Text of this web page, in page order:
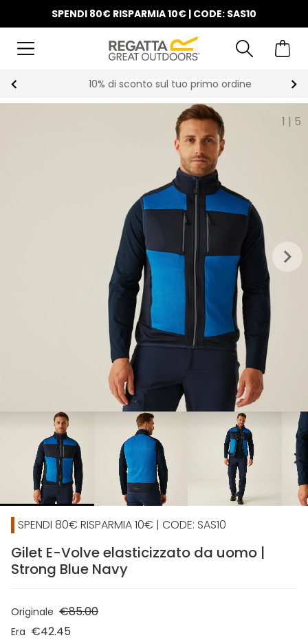
SPENDI 80€ RISPARMIA 10€ | CODE: SAS10
10% di sconto sul tuo primo ordine
1 | 5
keyboard_arrow_right
chevron_right
SPENDI 80€ RISPARMIA 10€ | CODE: SAS10
Gilet E-Volve elasticizzato da uomo |
Strong Blue Navy
Originale €85.00
Era €42.45